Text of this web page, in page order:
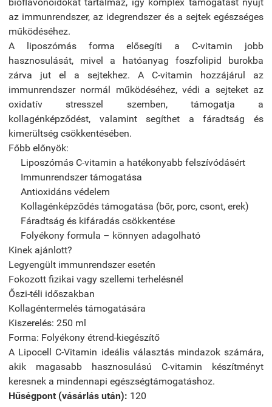
bioflavonoidokat tartalmaz, így komplex támogatást nyújt
az immunrendszer, az idegrendszer és a sejtek egészséges
működéséhez.
A liposzómás forma elősegíti a C-vitamin jobb
hasznosulását, mivel a hatóanyag foszfolipid burokba
zárva jut el a sejtekhez. A C-vitamin hozzájárul az
immunrendszer normál működéséhez, védi a sejteket az
oxidatív stresszel szemben, támogatja a
kollagénképződést, valamint segíthet a fáradtság és
kimerültség csökkentésében.
Főbb előnyök:
Liposzómás C-vitamin a hatékonyabb felszívódásért
Immunrendszer támogatása
Antioxidáns védelem
Kollagénképződés támogatása (bőr, porc, csont, erek)
Fáradtság és kifáradás csökkentése
Folyékony formula – könnyen adagolható
Kinek ajánlott?
Legyengült immunrendszer esetén
Fokozott fizikai vagy szellemi terhelésnél
Őszi-téli időszakban
Kollagéntermelés támogatására
Kiszerelés: 250 ml
Forma: Folyékony étrend-kiegészítő
A Lipocell C-Vitamin ideális választás mindazok számára,
akik magasabb hasznosulású C-vitamin készítményt
keresnek a mindennapi egészségtámogatáshoz.
Hűségpont (vásárlás után): 120